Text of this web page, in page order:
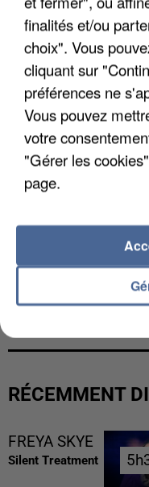
L’UN DES
MAFIA
RÉCEMMENT
FREYA SKYE
Silent Treatment
finalités et/ou
choix". Vous
cliquant sur
préférences ne
Vous pouvez
votre
"Gérer les
page.